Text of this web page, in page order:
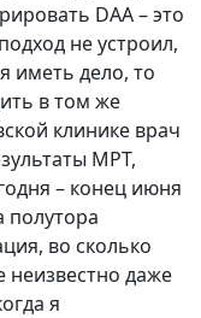
DAA – это
не устроил,
иметь дело, то
в том же
клинике врач
МРТ,
– конец июня
полутора
во сколько
неизвестно даже
я